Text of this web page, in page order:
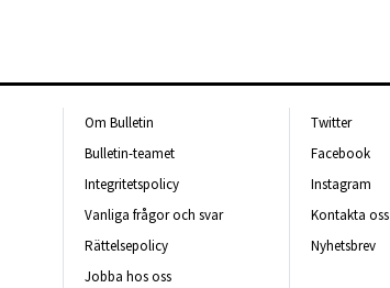
Om Bulletin
Bulletin-teamet
Integritetspolicy
Vanliga frågor och svar
Rättelsepolicy
Jobba hos oss
Twitter
Facebook
Instagram
Kontakta oss
Nyhetsbrev